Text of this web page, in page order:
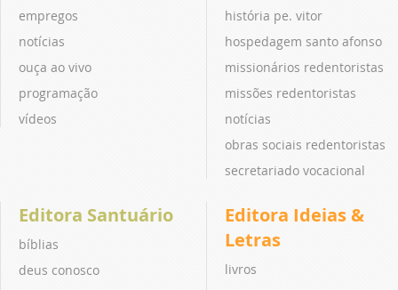
empregos
notícias
ouça ao vivo
programação
vídeos
história pe. vitor
hospedagem santo afonso
missionários redentoristas
missões redentoristas
notícias
obras sociais redentoristas
secretariado vocacional
Editora Santuário
bíblias
deus conosco
Editora Ideias &
Letras
livros